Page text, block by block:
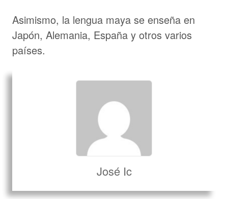
Asimismo, la lengua maya se enseña en
Japón, Alemania, España y otros varios
países.
José Ic